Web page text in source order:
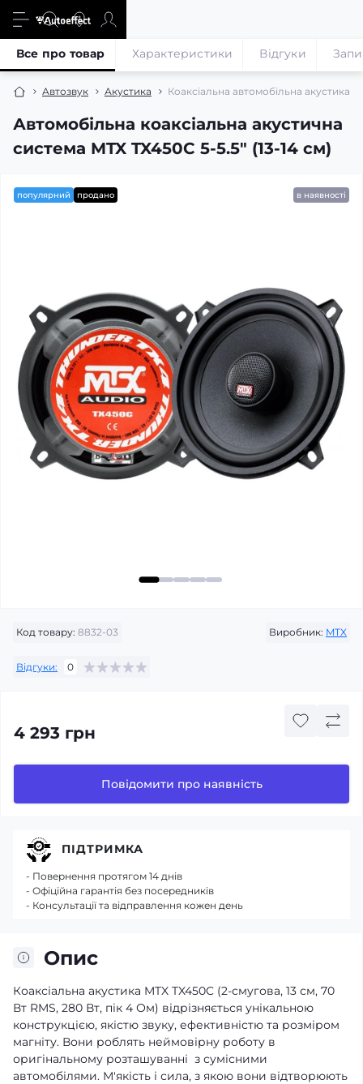
Автозвук Акустика Коаксіальна автомобільна акустика
Автомобільна коаксіальна акустична
система MTX TX450C 5-5.5″ (13-14 см)
Все про товар Характеристики Відгуки
популярний продано в наявності
Код товару: 8832-03 Виробник: MTX
Відгуки: 0
4 293 грн
Повідомити про наявність
Опис
Коаксіальна акустика MTX TX450C (2-смугова, 13 см, 70
Вт RMS, 280 Вт, пік 4 Ом) відрізняється унікальною
конструкцією, якістю звуку, ефективністю та розміром
магніту. Вони роблять неймовірну роботу в
оригінальному розташуванні з сумісними
автомобілями. М'якість і сила, з якою вони відтворюють
ПІДТРИМКА
- Повернення протягом 14 днів
- Офіційна гарантія без посередників
- Консультації та відправлення кожен день